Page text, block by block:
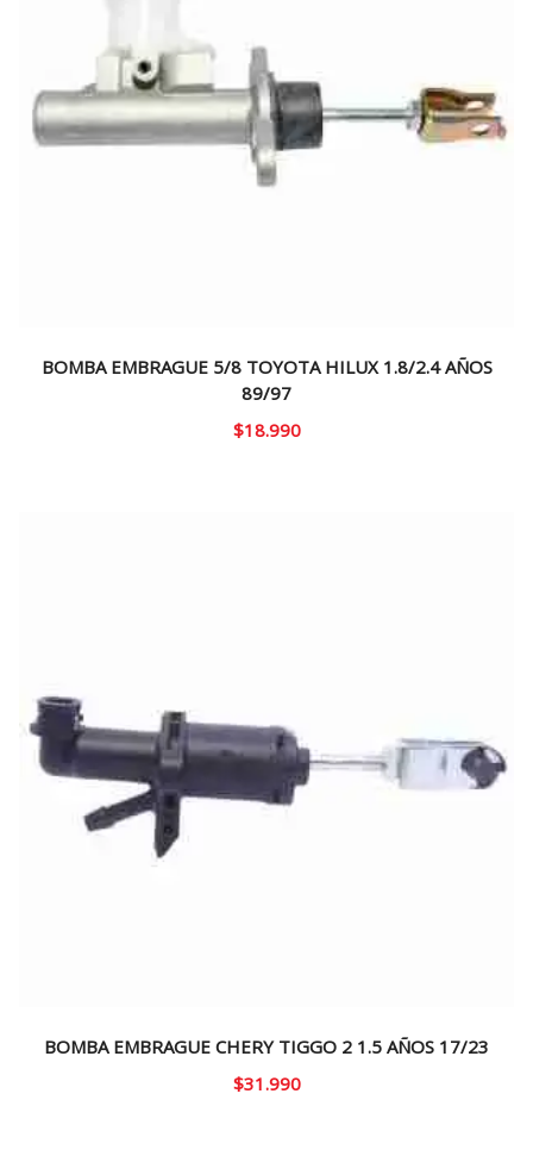
BOMBA EMBRAGUE 5/8 TOYOTA HILUX 1.8/2.4 AÑOS
89/97
$18.990
BOMBA EMBRAGUE CHERY TIGGO 2 1.5 AÑOS 17/23
$31.990